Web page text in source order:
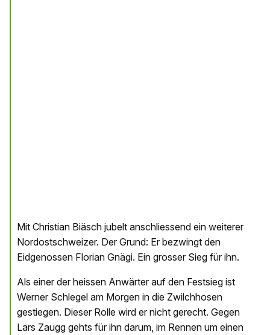
Mit Christian Biäsch jubelt anschliessend ein weiterer
Nordostschweizer. Der Grund: Er bezwingt den
Eidgenossen Florian Gnägi. Ein grosser Sieg für ihn.
Als einer der heissen Anwärter auf den Festsieg ist
Werner Schlegel am Morgen in die Zwilchhosen
gestiegen. Dieser Rolle wird er nicht gerecht. Gegen
Lars Zaugg gehts für ihn darum, im Rennen um einen